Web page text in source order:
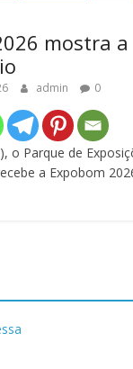
mostra
admin 0
o Parque de
a Expobom